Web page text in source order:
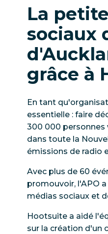
La
sociaux
grâce à
En tant
essentielle : faire
300 000 personnes
dans toute la
émissions de radio
Avec plus de 60
promouvoir, l'APO
médias sociaux et
Hootsuite a aidé
sur la création d'un